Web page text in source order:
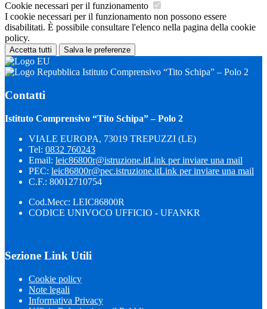
Cookie necessari per il funzionamento
I cookie necessari per il funzionamento non possono essere
disabilitati. È possibile consultare l'elenco nella pagina della cookie
policy.
Accetta tutti Salva le preferenze
Istituto Comprensivo “Tito Schipa” – Polo 2
Contatti
Istituto Comprensivo “Tito Schipa” – Polo 2
VIALE EUROPA, 73019 TREPUZZI (LE)
Tel: 0832 760243
Email: leic86800r@istruzione.itLink per inviare una mail
PEC: leic86800r@pec.istruzione.itLink per inviare una mail
C.F.: 80012710754
Cod.Mecc: LEIC86800R
CODICE UNIVOCO UFFICIO - UFANKR
Sezione Link Utili
Cookie policy
Note legali
Informativa Privacy